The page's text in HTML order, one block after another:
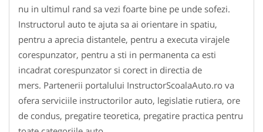
nu in ultimul rand sa vezi foarte bine pe unde sofezi.
Instructorul auto te ajuta sa ai orientare in spatiu,
pentru a aprecia distantele, pentru a executa virajele
corespunzator, pentru a sti in permanenta ca esti
incadrat corespunzator si corect in directia de
mers. Partenerii portalului InstructorScoalaAuto.ro va
ofera serviciile instructorilor auto, legislatie rutiera, ore
de condus, pregatire teoretica, pregatire practica pentru